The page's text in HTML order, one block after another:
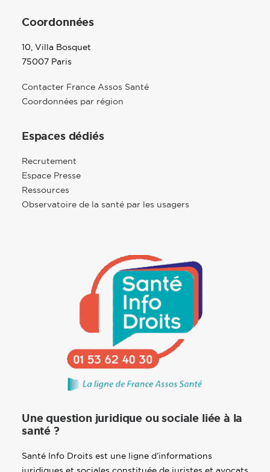
Coordonnées
10, Villa Bosquet
75007 Paris
Contacter France Assos Santé
Coordonnées par région
Espaces dédiés
Recrutement
Espace Presse
Ressources
Observatoire de la santé par les usagers
Une question juridique ou sociale liée à la
santé ?
Santé Info Droits est une ligne d’informations